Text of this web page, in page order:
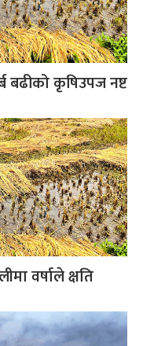
बढीको कृषिउपज नष्ट
वर्षाले क्षति